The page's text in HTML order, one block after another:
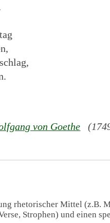
von Goethe
rhetorischer Mittel (z.B.
Strophen) und einen